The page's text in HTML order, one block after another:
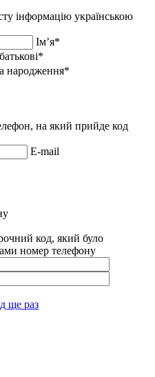
інформацію українською
Імʼя*
народження*
на який прийде код
E-mail
код, який було
номер телефону
ще раз